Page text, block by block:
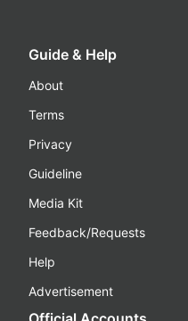
Guide & Help
About
Terms
Privacy
Guideline
Media Kit
Feedback/Requests
Help
Advertisement